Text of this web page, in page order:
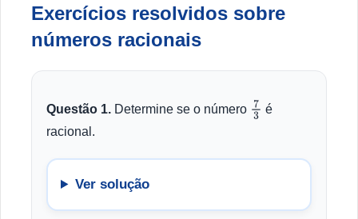
Exercícios resolvidos sobre
números racionais
Questão 1. Determine se o número 73 é
racional.
Ver solução